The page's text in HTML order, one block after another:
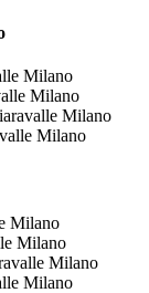
Milano
Milano
Milano
Milano
Milano
Milano
Milano
Milano